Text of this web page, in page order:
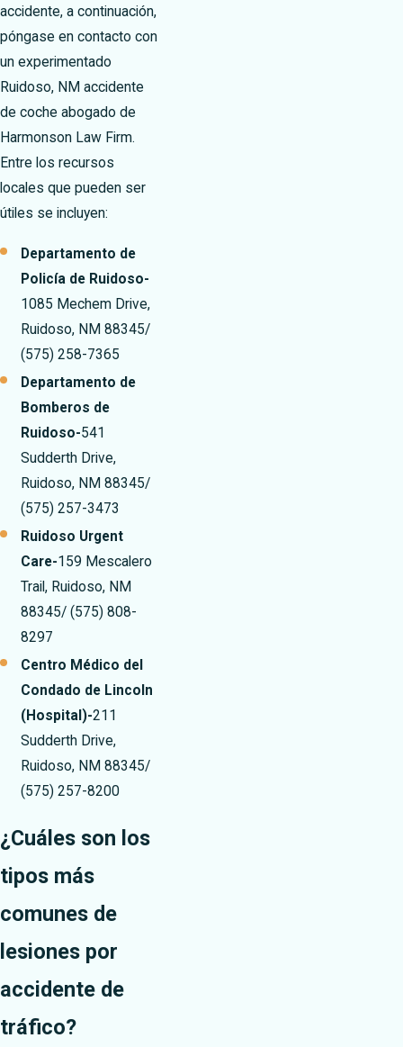
accidente, a continuación,
póngase en contacto con
un experimentado
Ruidoso, NM accidente
de coche abogado de
Harmonson Law Firm.
Entre los recursos
locales que pueden ser
útiles se incluyen:
Departamento de
Policía de Ruidoso-
1085 Mechem Drive,
Ruidoso, NM 88345/
(575) 258-7365
Departamento de
Bomberos de
Ruidoso-541
Sudderth Drive,
Ruidoso, NM 88345/
(575) 257-3473
Ruidoso Urgent
Care-159 Mescalero
Trail, Ruidoso, NM
88345/ (575) 808-
8297
Centro Médico del
Condado de Lincoln
(Hospital)-211
Sudderth Drive,
Ruidoso, NM 88345/
(575) 257-8200
¿Cuáles son los
tipos más
comunes de
lesiones por
accidente de
tráfico?